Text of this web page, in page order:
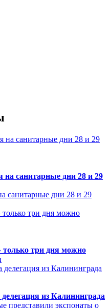
на санитарные дни 28 и 29
санитарные дни 28 и 29
только три дня можно
из Калининграда